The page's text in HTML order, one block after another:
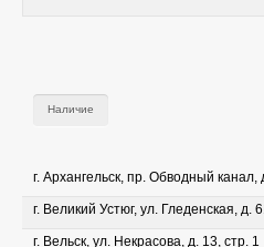
Наличие
г. Архангельск, пр. Обводный канал,
г. Великий Устюг, ул. Гледенская, д.
г. Вельск, ул. Некрасова, д. 13, стр. 1